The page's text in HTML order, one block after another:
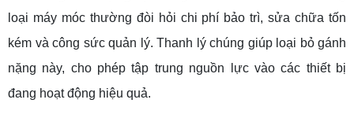
loại máy móc thường đòi hỏi chi phí bảo trì, sửa chữa tốn
kém và công sức quản lý. Thanh lý chúng giúp loại bỏ gánh
nặng này, cho phép tập trung nguồn lực vào các thiết bị
đang hoạt động hiệu quả.